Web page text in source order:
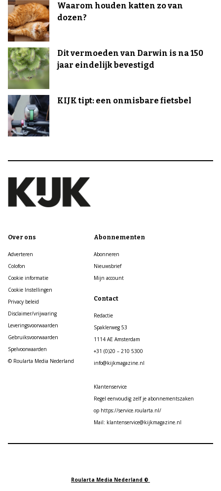
Waarom houden katten zo van
dozen?
Dit vermoeden van Darwin is na 150
jaar eindelijk bevestigd
KIJK tipt: een onmisbare fietsbel
Over ons
Adverteren
Colofon
Cookie informatie
Cookie Instellingen
Privacy beleid
Disclaimer/vrijwaring
Leveringsvoorwaarden
Gebruiksvoorwaarden
Spelvoorwaarden
© Roularta Media Nederland
Abonnementen
Abonneren
Nieuwsbrief
Mijn account
Contact
Redactie
Spaklerweg 53
1114 AE Amsterdam
+31 (0)20 – 210 5300
info@kijkmagazine.nl
Klantenservice
Regel eenvoudig zelf je abonnementszaken
op https://service.roularta.nl/
Mail: klantenservice@kijkmagazine.nl
Roularta Media Nederland ©